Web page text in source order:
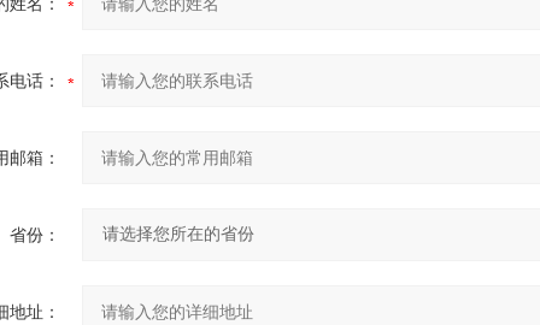
电话：
邮箱：
省份：
地址：